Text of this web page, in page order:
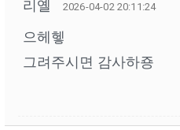
리옐 2026-04-02 20:11:24
으헤헿
그려주시면 감사하죵